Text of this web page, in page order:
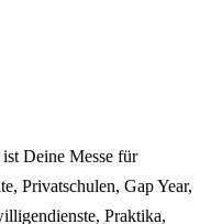
Deine Messe für
Privatschulen, Gap Year,
Praktika,